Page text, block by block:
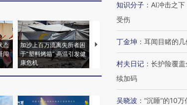
态
闯
加沙上百万流离失所者困
于“塑料烤箱” 高温引发健
康危机
马航飞行员跨国走私7万
粒摇头丸 尿检体内含3种
泽连
要防
知识分子 ： AI冲击之
受伤
丁金坤 ： 耳闻目睹的
村夫日记 ： 长护险覆
续加码
吴晓波 ： “沉睡”的10